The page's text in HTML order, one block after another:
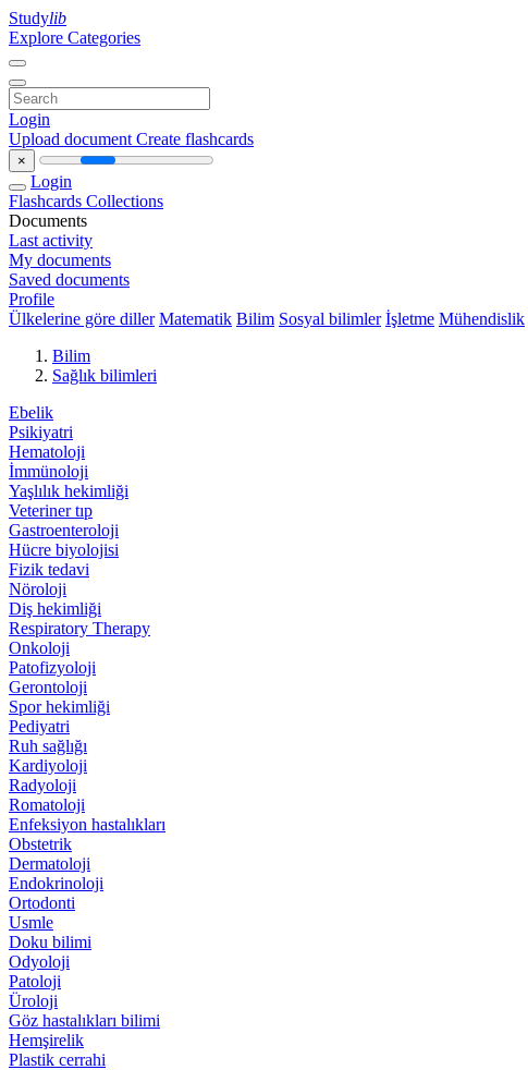
Studylib
Explore Categories
Login
Upload document Create flashcards
×
Login
Flashcards Collections
Documents
Last activity
My documents
Saved documents
Profile
Ülkelerine göre diller Matematik Bilim Sosyal bilimler İşletme Mühendislik
Bilim
Sağlık bilimleri
Ebelik
Psikiyatri
Hematoloji
İmmünoloji
Yaşlılık hekimliği
Veteriner tıp
Gastroenteroloji
Hücre biyolojisi
Fizik tedavi
Nöroloji
Diş hekimliği
Respiratory Therapy
Onkoloji
Patofizyoloji
Gerontoloji
Spor hekimliği
Pediyatri
Ruh sağlığı
Kardiyoloji
Radyoloji
Romatoloji
Enfeksiyon hastalıkları
Obstetrik
Dermatoloji
Endokrinoloji
Ortodonti
Usmle
Doku bilimi
Odyoloji
Patoloji
Üroloji
Göz hastalıkları bilimi
Hemşirelik
Plastik cerrahi